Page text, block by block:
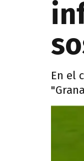
En el